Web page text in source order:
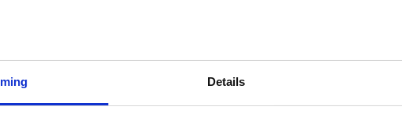
Details